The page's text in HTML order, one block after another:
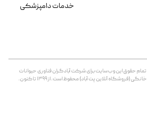
تمام حقوق اين وب‌سايت برای شرکت آبادگران فناوری حیوانات
خانگی (فروشگاه آنلاین پت آباد) محفوظ است. از ۱۳۹۹ تا کنون.
خدمات دامپزشکی